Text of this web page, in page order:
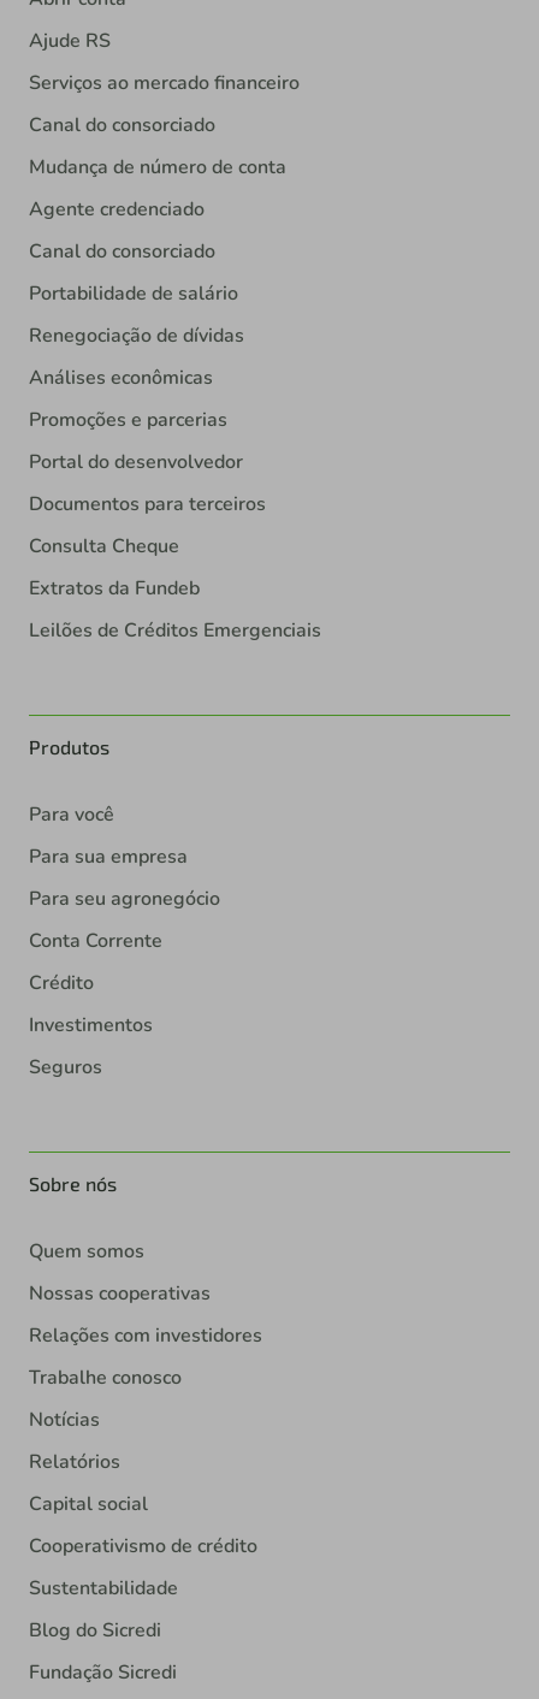
Ajude RS
Serviços ao mercado financeiro
Canal do consorciado
Mudança de número de conta
Agente credenciado
Canal do consorciado
Portabilidade de salário
Renegociação de dívidas
Análises econômicas
Promoções e parcerias
Portal do desenvolvedor
Documentos para terceiros
Consulta Cheque
Extratos da Fundeb
Leilões de Créditos Emergenciais
Produtos
Para você
Para sua empresa
Para seu agronegócio
Conta Corrente
Crédito
Investimentos
Seguros
Sobre nós
Quem somos
Nossas cooperativas
Relações com investidores
Trabalhe conosco
Notícias
Relatórios
Capital social
Cooperativismo de crédito
Sustentabilidade
Blog do Sicredi
Fundação Sicredi